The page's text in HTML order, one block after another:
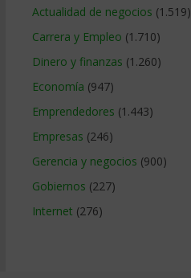
Actualidad de negocios (1.519)
Carrera y Empleo (1.710)
Dinero y finanzas (1.260)
Economía (947)
Emprendedores (1.443)
Empresas (246)
Gerencia y negocios (900)
Gobiernos (227)
Internet (276)